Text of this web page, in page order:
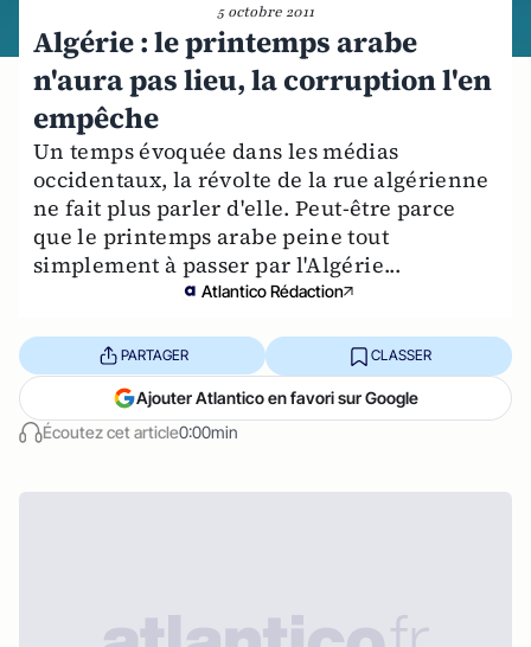
5 octobre 2011
Algérie : le printemps arabe
n'aura pas lieu, la corruption l'en
empêche
Un temps évoquée dans les médias
occidentaux, la révolte de la rue algérienne
ne fait plus parler d'elle. Peut-être parce
que le printemps arabe peine tout
simplement à passer par l'Algérie...
Atlantico Rédaction
Écoutez cet article0:00min
PARTAGER CLASSER
Ajouter Atlantico en favori sur Google